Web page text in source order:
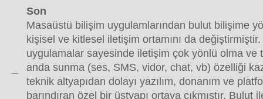
Son
Masaüstü bilişim uygulamlarından bulut bilişime
kişisel ve kitlesel iletişim ortamını da
uygulamalar sayesinde iletişim çok yönlü olma ve
anda sunma (ses, SMS, vidor, chat, vb) özelliği
teknik altyapıdan dolayı yazılım, donanım ve
barındıran özel bir üstyapı ortaya çıkmıştır. Bulut